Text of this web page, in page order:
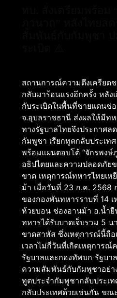
สถานการณ์ความตึงเครียด
กลับมาร้อนแรงอีกครั้ง หลัง
กับระเบิดในพื้นที่ชายแดนช่
จ.อุบลราชธานี ส่งผลให้มีท
ทางรัฐบาลไทยจึงประกาศ
กัมพูชา เรียกทูตกลับประเท
พร้อมแผนตอบโต้ “จักรพงษ์
อธิปไตยและความปลอดภัย
ขาด เหตุการณ์ทหารไทยเห
ม้า เมื่อวันที่ 23 ก.ค. 2568
ของกองพันทหารราบที่ 14 เ
ห้วยบอน ช่องอานม้า อ.น้ำ
ทหารได้รับบาดเจ็บรวม 5 น
ขาดสาหัส ซึ่งเหตุการณ์นี้ถือ
เวลาไม่กี่วันที่เกิดเหตุการ
รัฐบาลและกองทัพบก รัฐบา
ความสัมพันธ์กับกัมพูชาอย่า
ทูตประจำกัมพูชากลับประเ
กลับประเทศด้วยเช่นกัน ข